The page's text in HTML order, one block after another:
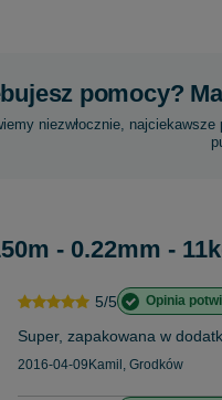
pomocy?
niezwłocznie, najciekawsze
- 0.22mm -
5/5 Opinia
Super, zapakowana w
2016-04-09 Kamil, Grodków